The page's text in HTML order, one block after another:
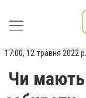
17:00, 12 травня 2022 р.
Чи